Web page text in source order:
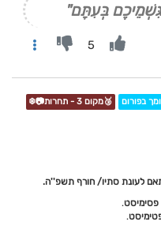
בְּעִתָּם"
5
בפורום 🥉מקום 3 - תחרות📷❄️
לעונת סתיו/ חורף תשפ''ה.
פסימיסט.
.